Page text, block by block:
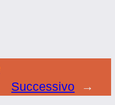
Successivo
→